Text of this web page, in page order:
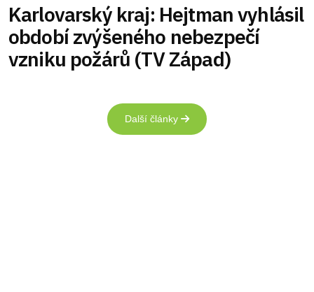
Karlovarský kraj: Hejtman vyhlásil
období zvýšeného nebezpečí
vzniku požárů (TV Západ)
Další články